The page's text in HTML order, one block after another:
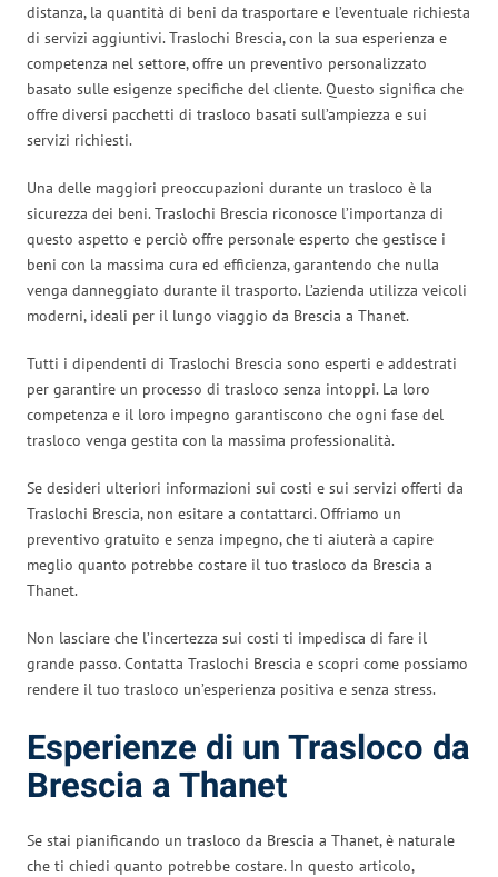
distanza, la quantità di beni da trasportare e l’eventuale richiesta
di servizi aggiuntivi. Traslochi Brescia, con la sua esperienza e
competenza nel settore, offre un preventivo personalizzato
basato sulle esigenze specifiche del cliente. Questo significa che
offre diversi pacchetti di trasloco basati sull’ampiezza e sui
servizi richiesti.
Una delle maggiori preoccupazioni durante un trasloco è la
sicurezza dei beni. Traslochi Brescia riconosce l’importanza di
questo aspetto e perciò offre personale esperto che gestisce i
beni con la massima cura ed efficienza, garantendo che nulla
venga danneggiato durante il trasporto. L’azienda utilizza veicoli
moderni, ideali per il lungo viaggio da Brescia a Thanet.
Tutti i dipendenti di Traslochi Brescia sono esperti e addestrati
per garantire un processo di trasloco senza intoppi. La loro
competenza e il loro impegno garantiscono che ogni fase del
trasloco venga gestita con la massima professionalità.
Se desideri ulteriori informazioni sui costi e sui servizi offerti da
Traslochi Brescia, non esitare a contattarci. Offriamo un
preventivo gratuito e senza impegno, che ti aiuterà a capire
meglio quanto potrebbe costare il tuo trasloco da Brescia a
Thanet.
Non lasciare che l’incertezza sui costi ti impedisca di fare il
grande passo. Contatta Traslochi Brescia e scopri come possiamo
rendere il tuo trasloco un’esperienza positiva e senza stress.
Esperienze di un Trasloco da
Brescia a Thanet
Se stai pianificando un trasloco da Brescia a Thanet, è naturale
che ti chiedi quanto potrebbe costare. In questo articolo,